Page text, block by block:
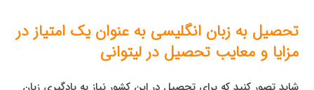
تحصیل به زبان انگلیسی به عنوان یک امتیاز در
مزایا و معایب تحصیل در لیتوانی